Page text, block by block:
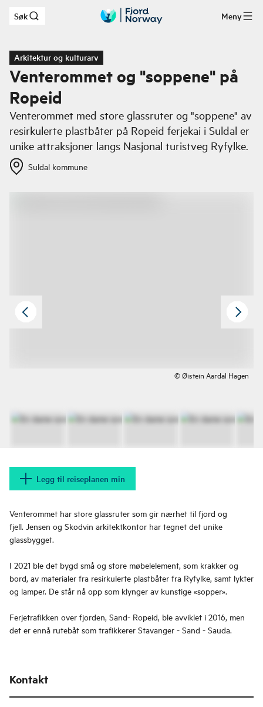
Hopp til hovedinnhold
Søk Meny
Arkitektur og kulturarv
Venterommet og "soppene" på
Ropeid
Venterommet med store glassruter og "soppene" av
resirkulerte plastbåter på Ropeid ferjekai i Suldal er
unike attraksjoner langs Nasjonal turistveg Ryfylke.
Suldal kommune
© Øistein Aardal Hagen
Legg til reiseplanen min
Venterommet har store glassruter som gir nærhet til fjord og
fjell. Jensen og Skodvin arkitektkontor har tegnet det unike
glassbygget.
I 2021 ble det bygd små og store møbelelement, som krakker og
bord, av materialer fra resirkulerte plastbåter fra Ryfylke, samt lykter
og lamper. De står nå opp som klynger av kunstige «sopper».
Ferjetrafikken over fjorden, Sand- Ropeid, ble avviklet i 2016, men
det er ennå rutebåt som trafikkerer Stavanger - Sand - Sauda.
Kontakt